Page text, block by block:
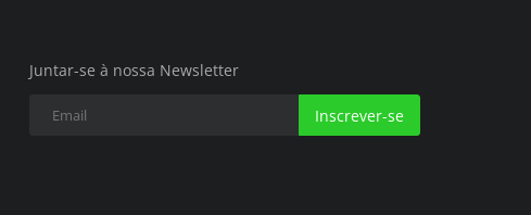
Juntar-se à nossa Newsletter
Inscrever-se